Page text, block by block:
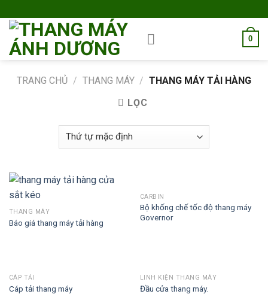
to
content
0
TRANG CHỦ / THANG MÁY / THANG MÁY TẢI HÀNG
LỌC
THANG MÁY
Báo giá thang máy tải hàng
CARBIN
Bộ khống chế tốc độ thang máy
Governor
CÁP TẢI
Cáp tải thang máy
LINH KIỆN THANG MÁY
Đầu cửa thang máy.